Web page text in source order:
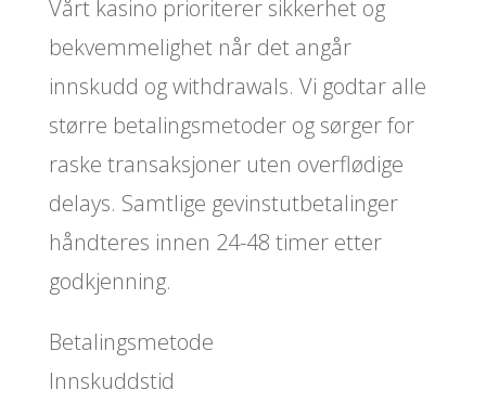
Vårt kasino prioriterer sikkerhet og
bekvemmelighet når det angår
innskudd og withdrawals. Vi godtar alle
større betalingsmetoder og sørger for
raske transaksjoner uten overflødige
delays. Samtlige gevinstutbetalinger
håndteres innen 24-48 timer etter
godkjenning.
Betalingsmetode
Innskuddstid